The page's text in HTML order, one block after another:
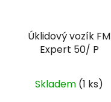
Úklidový vozík FM
Expert 50/ P
Skladem (1 ks)